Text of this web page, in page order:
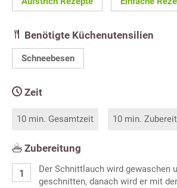
Benötigte Küchenutensilien
Schneebesen
Zeit
10 min. Gesamtzeit 10 min.
Zubereitung
Der Schnittlauch wird gewaschen
geschnitten, danach wird er mit